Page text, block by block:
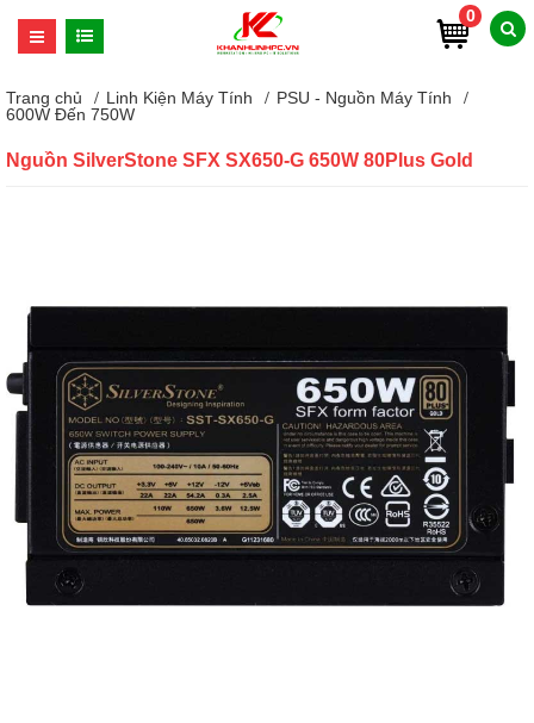
0
Trang chủ Linh Kiện Máy Tính
PSU - Nguồn Máy Tính
600W Đến 750W
Nguồn SilverStone SFX SX650-G 650W 80Plus Gold